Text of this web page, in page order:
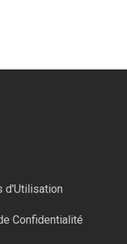
d'Utilisation
Confidentialité